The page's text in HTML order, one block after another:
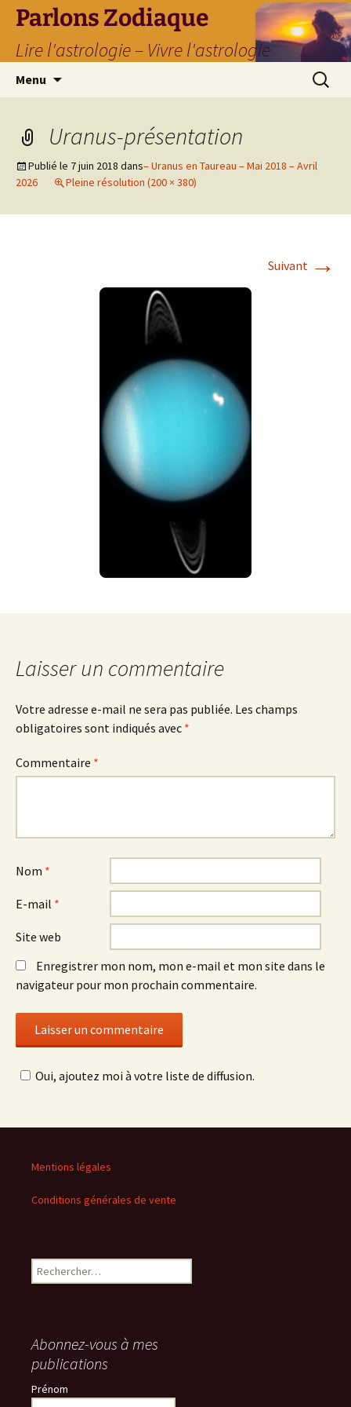
Parlons Zodiaque
Lire l'astrologie – Vivre l'astrologie
Menu
Uranus-présentation
Publié le 7 juin 2018 dans– Uranus en Taureau – Mai 2018 – Avril
2026
Pleine résolution (200 × 380)
Suivant →
Laisser un commentaire
Votre adresse e-mail ne sera pas publiée. Les champs
obligatoires sont indiqués avec *
Commentaire *
Nom *
E-mail *
Site web
Enregistrer mon nom, mon e-mail et mon site dans le
navigateur pour mon prochain commentaire.
Oui, ajoutez moi à votre liste de diffusion.
Mentions légales
Conditions générales de vente
Rechercher :
Abonnez-vous à mes
publications
Prénom